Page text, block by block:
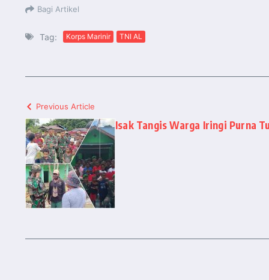
Bagi Artikel
Tag: Korps Marinir TNI AL
Previous Article
Isak Tangis Warga Iringi Purna